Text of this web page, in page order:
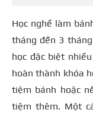
Học nghề làm
tháng đến 3
học đặc biệt
hoàn thành khóa
tiệm bánh hoặc
tiệm thêm. Một